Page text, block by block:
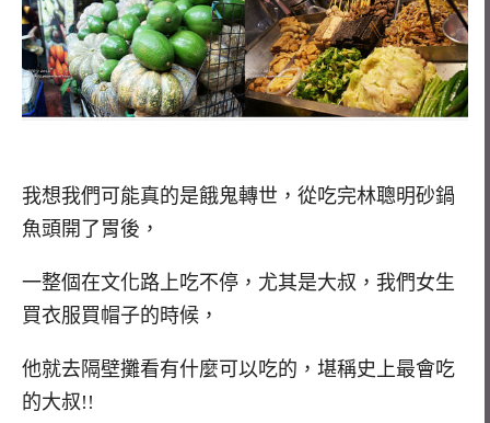
我想我們可能真的是餓鬼轉世，從吃完林聰明砂鍋
魚頭開了胃後，
一整個在文化路上吃不停，尤其是大叔，我們女生
買衣服買帽子的時候，
他就去隔壁攤看有什麼可以吃的，堪稱史上最會吃
的大叔!!